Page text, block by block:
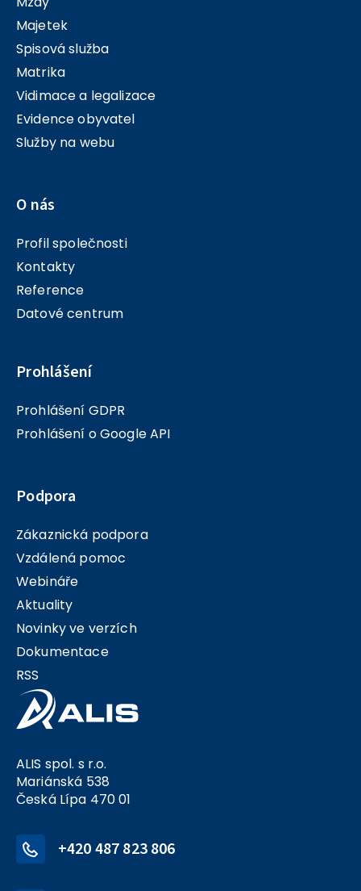
ALIS spol. s r.o.
Mariánská 538
Česká Lípa 470 01
+420 487 823 806
Majetek
Spisová služba
Matrika
Vidimace a legalizace
Evidence obyvatel
Služby na webu
O nás
Profil společnosti
Kontakty
Reference
Datové centrum
Prohlášení
Prohlášení GDPR
Prohlášení o Google API
Podpora
Zákaznická podpora
Vzdálená pomoc
Webináře
Aktuality
Novinky ve verzích
Dokumentace
RSS